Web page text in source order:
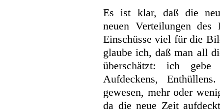
Es ist klar, daß die
neuen Verteilungen des
Einschüsse viel für die
glaube ich, daß man all
überschätzt: ich
Aufdeckens,
gewesen, mehr oder
da die neue Zeit